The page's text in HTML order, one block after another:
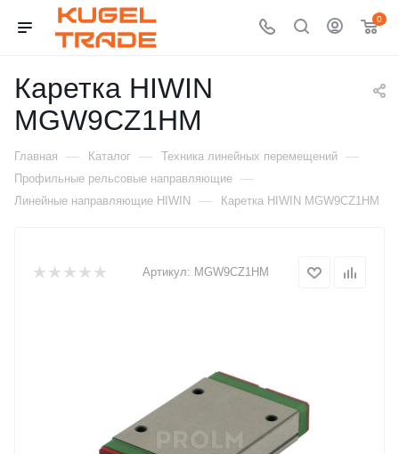
0
Каретка HIWIN
MGW9CZ1HM
Главная — Каталог — Техника линейных перемещений —
Профильные рельсовые направляющие —
Линейные направляющие HIWIN — Каретка HIWIN MGW9CZ1HM
Артикул: MGW9CZ1HM